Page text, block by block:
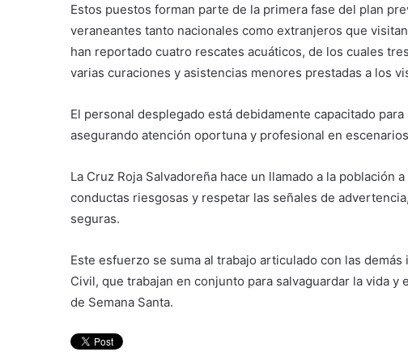
Estos puestos forman parte de la primera fase del plan
veraneantes tanto nacionales como extranjeros que
han reportado cuatro rescates acuáticos, de los cuales
varias curaciones y asistencias menores prestadas a los
El personal desplegado está debidamente capacitado
asegurando atención oportuna y profesional en
La Cruz Roja Salvadoreña hace un llamado a la
conductas riesgosas y respetar las señales de
seguras.
Este esfuerzo se suma al trabajo articulado con las
Civil, que trabajan en conjunto para salvaguardar la vida
de Semana Santa.